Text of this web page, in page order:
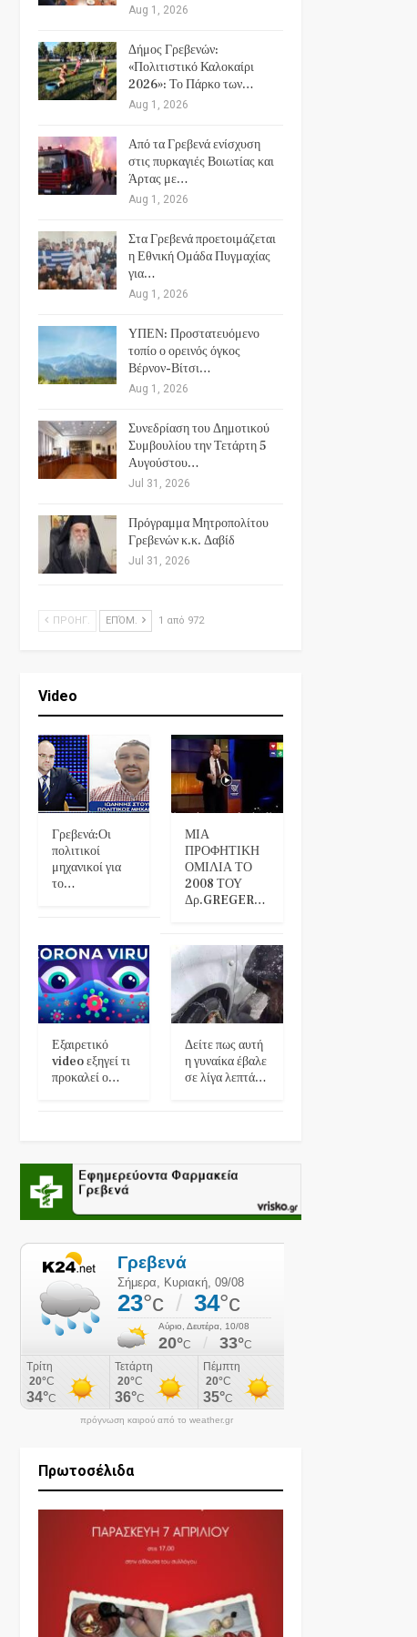
Aug 1, 2026
Δήμος Γρεβενών:
«Πολιτιστικό Καλοκαίρι
2026»: Το Πάρκο των…
Aug 1, 2026
Από τα Γρεβενά ενίσχυση
στις πυρκαγιές Βοιωτίας και
Άρτας με…
Aug 1, 2026
Στα Γρεβενά προετοιμάζεται
η Εθνική Ομάδα Πυγμαχίας
για…
Aug 1, 2026
ΥΠΕΝ: Προστατευόμενο
τοπίο ο ορεινός όγκος
Βέρνον-Βίτσι…
Aug 1, 2026
Συνεδρίαση του Δημοτικού
Συμβουλίου την Τετάρτη 5
Αυγούστου…
Jul 31, 2026
Πρόγραμμα Μητροπολίτου
Γρεβενών κ.κ. Δαβίδ
Jul 31, 2026
ΠΡΟΗΓ. ΕΠΌΜ. 1 από 972
Video
Γρεβενά:Οι
πολιτικοί
μηχανικοί για
το…
ΜΙΑ
ΠΡΟΦΗΤΙΚΗ
ΟΜΙΛΙΑ ΤΟ
2008 ΤΟΥ
Δρ.GREGER…
Εξαιρετικό
video εξηγεί τι
προκαλεί ο…
Δείτε πως αυτή
η γυναίκα έβαλε
σε λίγα λεπτά…
πρόγνωση καιρού από το weather.gr
Πρωτοσέλιδα